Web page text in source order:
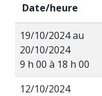
Date/heure
19/10/2024 au
20/10/2024
9 h 00 à 18 h 00
12/10/2024